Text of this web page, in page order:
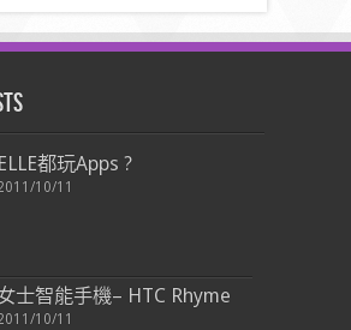
ELLE都玩Apps ?
10/11
士智能手機– HTC Rhyme
10/11